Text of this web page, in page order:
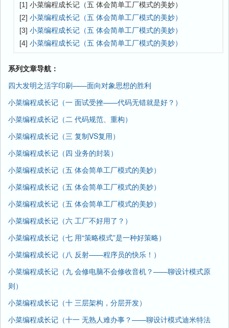
[1] 小菜编程成长记（五 体会简单工厂模式的美妙）
[2] 小菜编程成长记（五 体会简单工厂模式的美妙）
[3] 小菜编程成长记（五 体会简单工厂模式的美妙）
[4] 小菜编程成长记（五 体会简单工厂模式的美妙）
系列文章导航：
四大发明之活字印刷——面向对象思想的胜利
小菜编程成长记（一 面试受挫——代码无错就是好？）
小菜编程成长记（二 代码规范、重构）
小菜编程成长记（三 复制VS复用）
小菜编程成长记（四 业务的封装）
小菜编程成长记（五 体会简单工厂模式的美妙）
小菜编程成长记（五 体会简单工厂模式的美妙）
小菜编程成长记（五 体会简单工厂模式的美妙）
小菜编程成长记（六 工厂不好用了？）
小菜编程成长记（七 用“策略模式”是一种好策略）
小菜编程成长记（八 反射——程序员的快乐！）
小菜编程成长记（九 会修电脑不会修收音机？——聊设计模式原
则）
小菜编程成长记（十 三层架构，分层开发）
小菜编程成长记（十一 无熟人难办事？——聊设计模式迪米特法